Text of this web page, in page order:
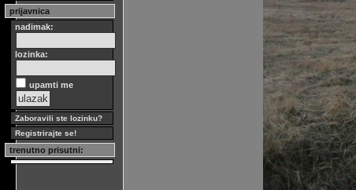
prijavnica
nadimak:
lozinka:
upamti me
Zaboravili ste lozinku?
Registrirajte se!
trenutno prisutni: